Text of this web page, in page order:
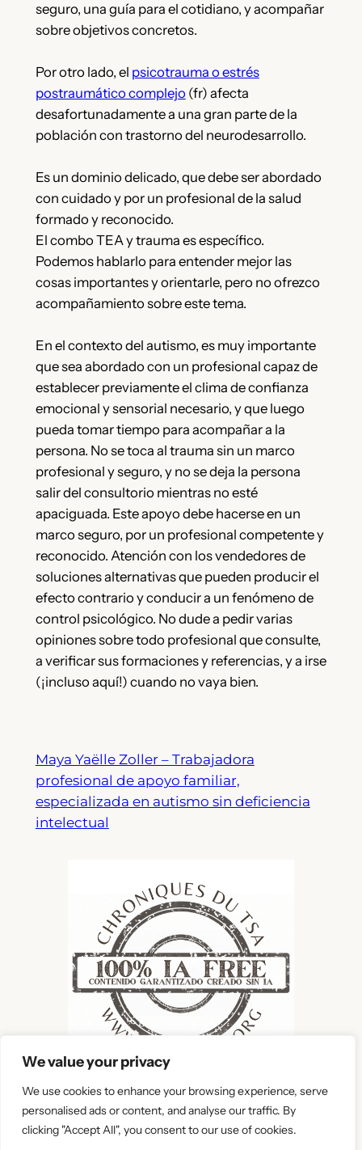
We value your privacy
We use cookies to enhance your browsing experience, serve
personalised ads or content, and analyse our traffic. By
clicking "Accept All", you consent to our use of cookies.
seguro, una guía para el cotidiano, y acompañar
sobre objetivos concretos.
Por otro lado, el psicotrauma o estrés
postraumático complejo (fr) afecta
desafortunadamente a una gran parte de la
población con trastorno del neurodesarrollo.
Es un dominio delicado, que debe ser abordado
con cuidado y por un profesional de la salud
formado y reconocido.
El combo TEA y trauma es específico.
Podemos hablarlo para entender mejor las
cosas importantes y orientarle, pero no ofrezco
acompañamiento sobre este tema.
En el contexto del autismo, es muy importante
que sea abordado con un profesional capaz de
establecer previamente el clima de confianza
emocional y sensorial necesario, y que luego
pueda tomar tiempo para acompañar a la
persona. No se toca al trauma sin un marco
profesional y seguro, y no se deja la persona
salir del consultorio mientras no esté
apaciguada. Este apoyo debe hacerse en un
marco seguro, por un profesional competente y
reconocido. Atención con los vendedores de
soluciones alternativas que pueden producir el
efecto contrario y conducir a un fenómeno de
control psicológico. No dude a pedir varias
opiniones sobre todo profesional que consulte,
a verificar sus formaciones y referencias, y a irse
(¡incluso aquí!) cuando no vaya bien.
Maya Yaëlle Zoller – Trabajadora
profesional de apoyo familiar,
especializada en autismo sin deficiencia
intelectual
Aviso legal|Política de privacidad|Mapa